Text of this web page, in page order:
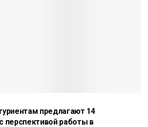
предлагают 14
перспективой работы в